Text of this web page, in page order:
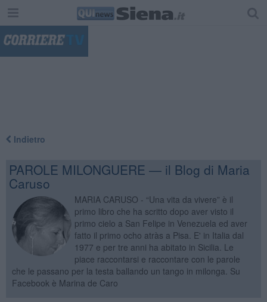
Indietro
PAROLE MILONGUERE — il Blog di Maria
Caruso
MARIA CARUSO - “Una vita da vivere” è il
primo libro che ha scritto dopo aver visto il
primo cielo a San Felipe in Venezuela ed aver
fatto il primo ocho atràs a Pisa. E' in Italia dal
1977 e per tre anni ha abitato in Sicilia. Le
piace raccontarsi e raccontare con le parole
che le passano per la testa ballando un tango in milonga. Su
Facebook è Marina de Caro